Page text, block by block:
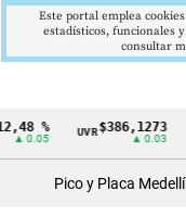
Cintillo
%
▲ 0.05
UVR$386,1273
▲ 0.03
Pico y Placa
Este portal emplea
estadísticos, funcionales
consultar